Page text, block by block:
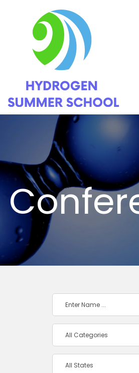
Home Conference
All Categories
All States